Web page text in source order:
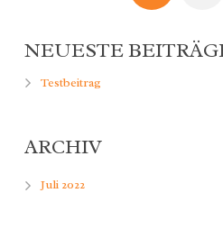
NEUESTE
Testbeitrag
ARCHIV
Juli 2022